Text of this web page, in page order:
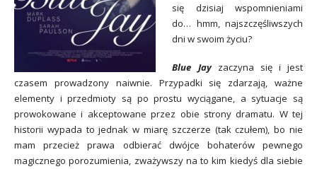
się dzisiaj wspomnieniami
do… hmm, najszczęśliwszych
dni w swoim życiu?
Blue Jayzaczyna się i jest
czasem prowadzony naiwnie. Przypadki się zdarzają, ważne
elementy i przedmioty są po prostu wyciągane, a sytuacje są
prowokowane i akceptowane przez obie strony dramatu. W tej
historii wypada to jednak w miarę szczerze (tak czułem), bo nie
mam przecież prawa odbierać dwójce bohaterów pewnego
magicznego porozumienia, zważywszy na to kim kiedyś dla siebie